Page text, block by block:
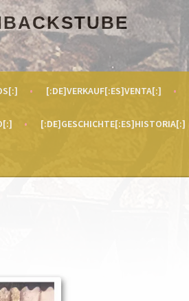
[:DE]VERKAUF[:ES]VENTA[:]
[:DE]GESCHICHTE[:ES]HISTORIA[:]